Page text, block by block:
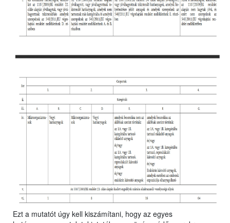
Ezt a mutatót úgy kell kiszámítani, hogy az egyes